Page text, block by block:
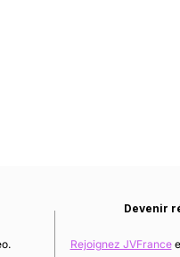
Devenir
Rejoignez JVFrance